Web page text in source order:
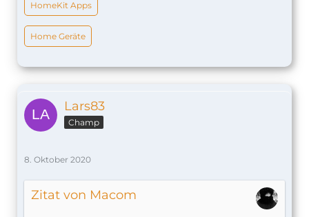
HomeKit Apps
Home Geräte
Lars83
Champ
8. Oktober 2020
Zitat von Macom